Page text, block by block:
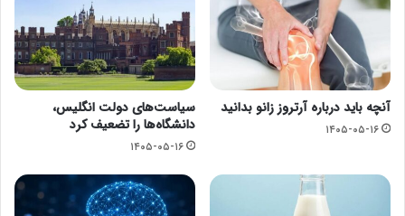
آنچه باید درباره آرتروز زانو بدانید
۱۴۰۵-۰۵-۱۶
سیاست‌های دولت انگلیس،
دانشگاه‌ها را تضعیف کرد
۱۴۰۵-۰۵-۱۶